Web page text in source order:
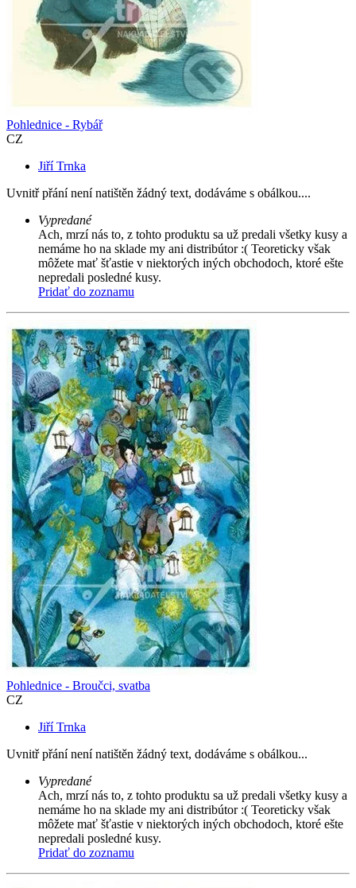
Pohlednice - Rybář
CZ
Jiří Trnka
Uvnitř přání není natištěn žádný text, dodáváme s obálkou....
Vypredané
Ach, mrzí nás to, z tohto produktu sa už predali všetky kusy a
nemáme ho na sklade my ani distribútor :( Teoreticky však
môžete mať šťastie v niektorých iných obchodoch, ktoré ešte
nepredali posledné kusy.
Pridať do zoznamu
Pohlednice - Broučci, svatba
CZ
Jiří Trnka
Uvnitř přání není natištěn žádný text, dodáváme s obálkou...
Vypredané
Ach, mrzí nás to, z tohto produktu sa už predali všetky kusy a
nemáme ho na sklade my ani distribútor :( Teoreticky však
môžete mať šťastie v niektorých iných obchodoch, ktoré ešte
nepredali posledné kusy.
Pridať do zoznamu